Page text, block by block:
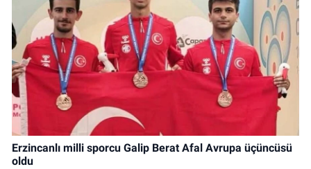
Erzincanlı milli sporcu Galip Berat Afal Avrupa üçüncüsü
oldu